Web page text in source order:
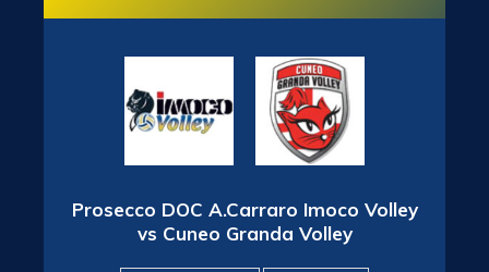
Prosecco DOC A.Carraro Imoco Volley
vs Cuneo Granda Volley